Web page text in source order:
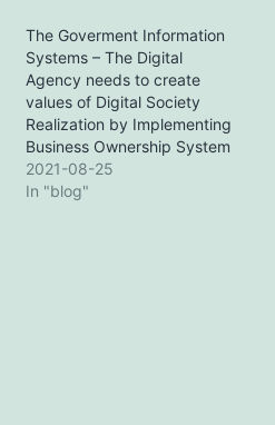
The Goverment Information
Systems – The Digital
Agency needs to create
values of Digital Society
Realization by Implementing
Business Ownership System
2021-08-25
In "blog"